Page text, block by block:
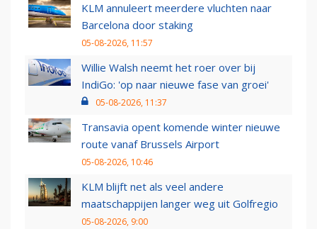
KLM annuleert meerdere vluchten naar
Barcelona door staking
05-08-2026, 11:57
Willie Walsh neemt het roer over bij
IndiGo: 'op naar nieuwe fase van groei'
05-08-2026, 11:37
Transavia opent komende winter nieuwe
route vanaf Brussels Airport
05-08-2026, 10:46
KLM blijft net als veel andere
maatschappijen langer weg uit Golfregio
05-08-2026, 9:00